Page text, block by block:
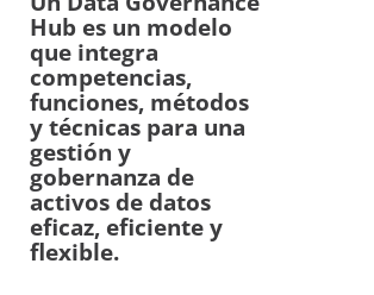
Hub es un modelo
que integra
competencias,
funciones, métodos
y técnicas para una
gestión y
gobernanza de
activos de datos
eficaz, eficiente y
flexible.